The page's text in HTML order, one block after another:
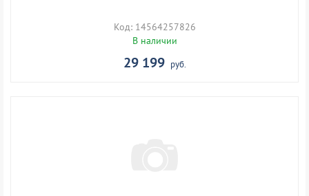
Код: 14564257826
В наличии
29 199 руб.